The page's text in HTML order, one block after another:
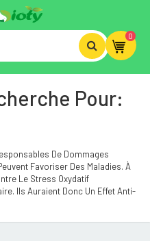
0
Pour:
De Dommages
Favoriser Des Maladies. À
Le Stress Oxydatif
Ils Auraient Donc Un Effet Anti-